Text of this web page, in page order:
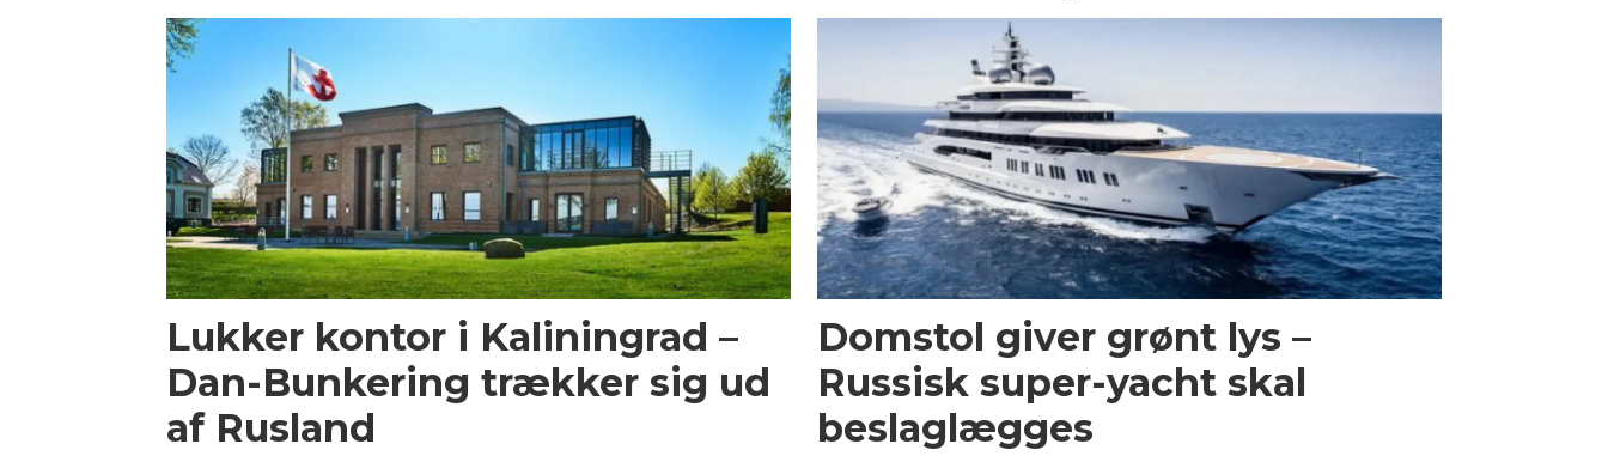
Lukker kontor i Kaliningrad –
Dan-Bunkering trækker sig ud
af Rusland
Domstol giver grønt lys –
Russisk super-yacht skal
beslaglægges